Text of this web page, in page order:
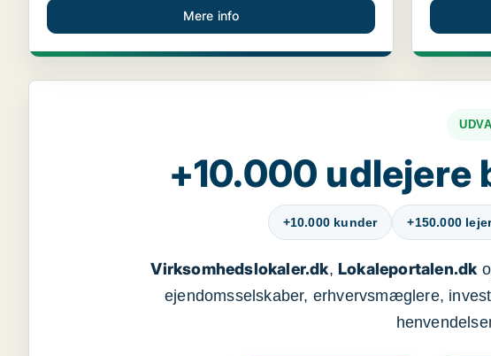
Mere info
+10.000 udlejere
+10.000 kunder +150.000
Virksomhedslokaler.dk, Lokaleportalen.dk
ejendomsselskaber, erhvervsmæglere,